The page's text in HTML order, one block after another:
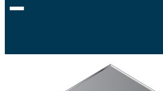
Burgerhout Floor